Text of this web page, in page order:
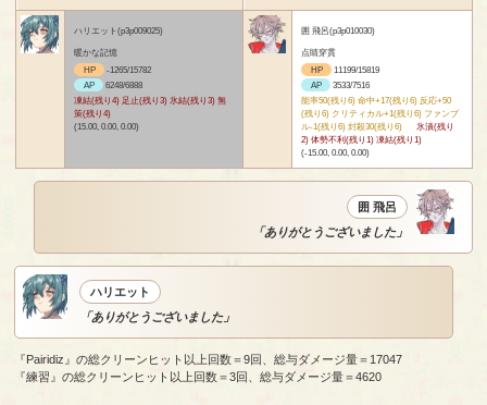
ハリエット(p3p009025)
暖かな記憶
HP
-1265/15782
AP
6248/6888
凍結(残り4) 足止(残り3) 氷結(残り3) 無
策(残り4)
(15.00, 0.00, 0.00)
囲 飛呂(p3p010030)
点睛穿貫
HP
11199/15819
AP
3533/7516
能率50(残り6) 命中+17(残り6) 反応+50
(残り6) クリティカル+1(残り6) ファンブ
ル-1(残り6) 封殺30(残り6)
氷漬(残り
2) 体勢不利(残り1) 凍結(残り1)
(-15.00, 0.00, 0.00)
囲 飛呂
「ありがとうございました」
ハリエット
「ありがとうございました」
『Pairidiz』の総クリーンヒット以上回数＝9回、総与ダメージ量＝17047
『練習』の総クリーンヒット以上回数＝3回、総与ダメージ量＝4620